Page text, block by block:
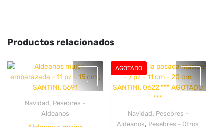
Productos relacionados
Quick View
Navidad, Pesebres -
Aldeanos
AGOTADO
Quick View
Navidad, Pesebres -
Aldeanos, Pesebres - Otros